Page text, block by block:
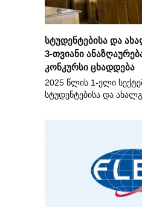
სტუდენტებისა და
3-თვიანი
კონკურსი ცხადდება
2025 წლის 1-ელი
სტუდენტებისა და